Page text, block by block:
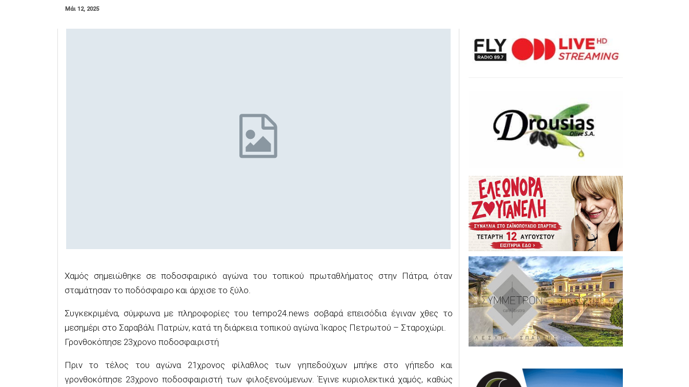
Μάι 12, 2025
Χαμός σημειώθηκε σε ποδοσφαιρικό αγώνα του τοπικού πρωταθλήματος στην Πάτρα, όταν
σταμάτησαν το ποδόσφαιρο και άρχισε το ξύλο.
Συγκεκριμένα, σύμφωνα με πληροφορίες του tempo24.news σοβαρά επεισόδια έγιναν χθες το
μεσημέρι στο Σαραβάλι Πατρών, κατά τη διάρκεια τοπικού αγώνα Ίκαρος Πετρωτού – Σταροχώρι.
Γρονθοκόπησε 23χρονο ποδοσφαιριστή
Πριν το τέλος του αγώνα 21χρονος φίλαθλος των γηπεδούχων μπήκε στο γήπεδο και
γρονθοκόπησε 23χρονο ποδοσφαιριστή των φιλοξενούμενων. Έγινε κυριολεκτικά χαμός, καθώς